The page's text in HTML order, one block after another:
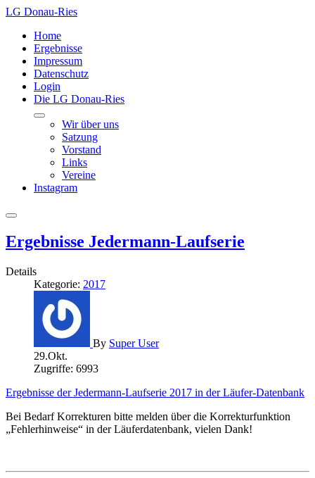
LG Donau-Ries
Home
Ergebnisse
Impressum
Datenschutz
Login
Die LG Donau-Ries
Wir über uns
Satzung
Vorstand
Links
Vereine
Instagram
Ergebnisse Jedermann-Laufserie
Details
Kategorie: 2017
By Super User
29.Okt.
Zugriffe: 6993
Ergebnisse der Jedermann-Laufserie 2017 in der Läufer-Datenbank
Bei Bedarf Korrekturen bitte melden über die Korrekturfunktion
„Fehlerhinweise“ in der Läuferdatenbank, vielen Dank!